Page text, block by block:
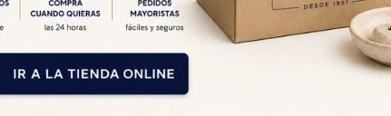
Productos que te pueden interesar